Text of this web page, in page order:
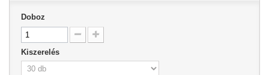
Doboz
Kiszerelés